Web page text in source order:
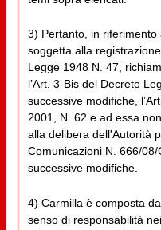
3) Pertanto, in
soggetta alla
Legge 1948 N. 47,
l’Art. 3-Bis del Decreto
successive modifiche,
2001, N. 62 e ad essa
alla delibera dell'Autorità
Comunicazioni N. 666/
successive modifiche.
4) Carmilla è composta
senso di responsabilità